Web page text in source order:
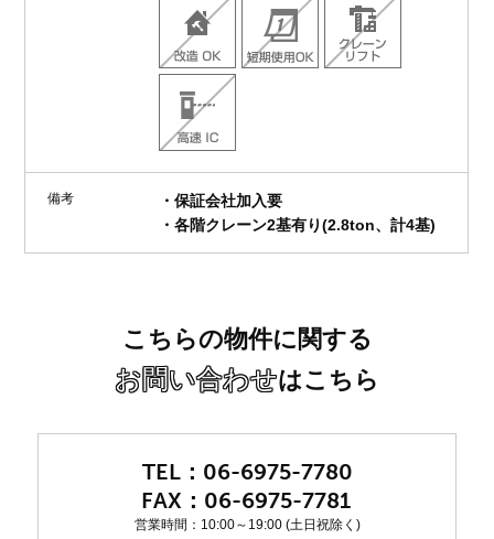
備考
・保証会社加入要
・各階クレーン2基有り(2.8ton、計4基)
こちらの物件に関する
お問い合わせはこちら
06-6975-7780
06-6975-7781
営業時間：10:00～19:00 (土日祝除く)